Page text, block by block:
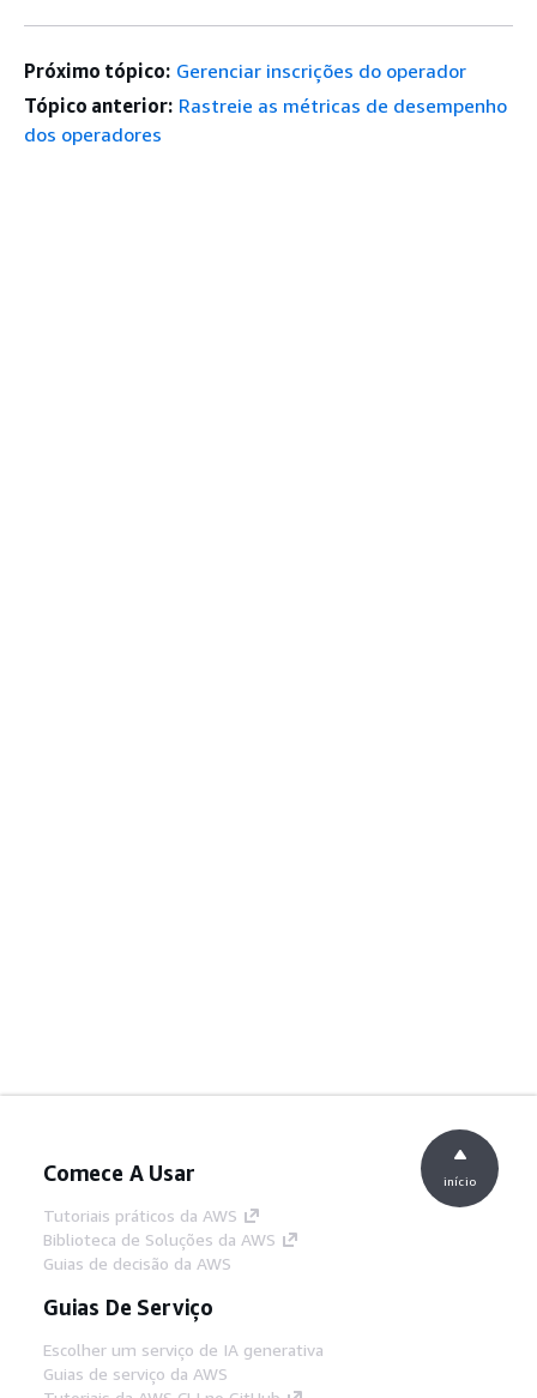
Próximo tópico: Gerenciar inscrições do operador
Tópico anterior: Rastreie as métricas de desempenho
dos operadores
Comece A Usar
Tutoriais práticos da AWS
Biblioteca de Soluções da AWS
Guias de decisão da AWS
Guias De Serviço
Escolher um serviço de IA generativa
Guias de serviço da AWS
início